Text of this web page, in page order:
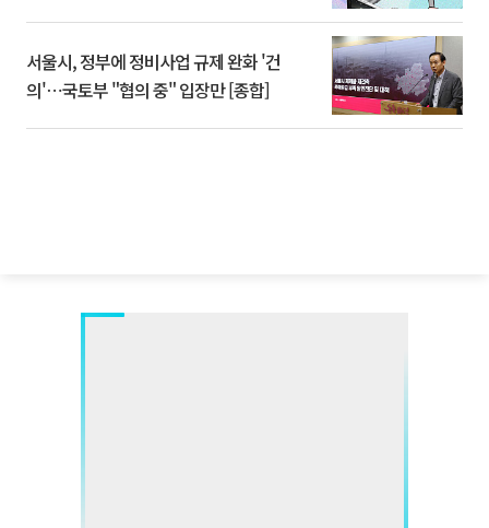
서울시, 정부에 정비사업 규제 완화 '건
의'⋯국토부 "협의 중" 입장만 [종합]